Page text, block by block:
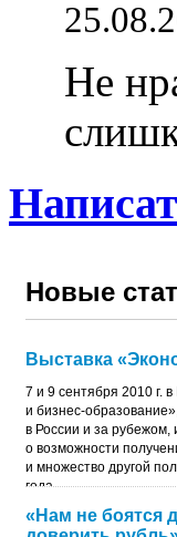
Не
Новые
Выставка
7 и 9 сентября 2010 г.
и бизнес-
в России и за
о возможности
и множество другой
года.
«Нам не боятся